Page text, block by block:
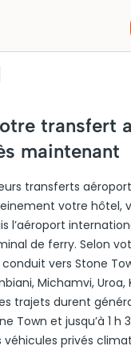
transfert
maintenant
transferts
votre hôtel,
l’aéroport
de ferry. Selon
vers Stone
Michamvi, Uroa,
trajets durent
Town et jusqu’à 1 h
véhicules privés